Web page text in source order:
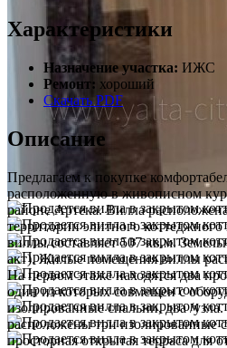
Характеристики
Назначение участка: ИЖС
Ремонт: хороший
Скачать PDF
Описание
Предлагаем к покупке
расположенную в живописном
районе Артека. Вилла
территории элитного
виллы составляет 507 кв.м.
акт). Жилые помещения виллы
На первом этаже находятся два
один из которых совмещен с
изолированные спальни, два /
расположены три изолированные
просторная открытая терраса для